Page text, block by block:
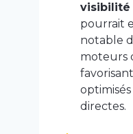
visibilité
pourrait
notable
moteurs
directes.